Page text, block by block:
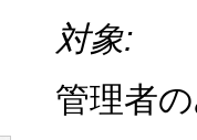
対象:
管理者